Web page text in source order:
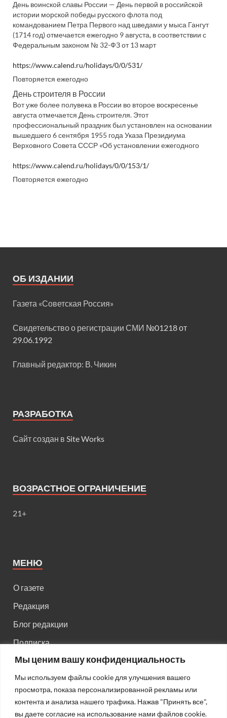
Мы ценим вашу конфиденциальность
Мы используем файлы cookie для улучшения вашего
просмотра, показа персонализированной рекламы или
контента и анализа нашего трафика. Нажав "Принять все",
вы даете согласие на использование нами файлов cookie.
День воинской славы России — День первой в российской
истории морской победы русского флота под
командованием Петра Первого над шведами у мыса Гангут
(1714 год) отмечается ежегодно 9 августа, в соответствии с
Федеральным законом № 32-ФЗ от 13 март
https://www.calend.ru/holidays/0/0/531/
Повторяется ежегодно
День строителя в России
Вот уже более полувека в России во второе воскресенье
августа отмечается День строителя. Этот
профессиональный праздник был установлен на основании
вышедшего 6 сентября 1955 года Указа Президиума
Верховного Совета СССР «Об установлении ежегодного
https://www.calend.ru/holidays/0/0/153/1/
Повторяется ежегодно
ОБ ИЗДАНИИ
Газета «Советская Россия»
Свидетельство о регистрации СМИ №01218 от
29.06.1992
Главный редактор: В. Чикин
РАЗРАБОТКА
Сайт создан в Site Works
ВОЗРАСТНОЕ ОГРАНИЧЕНИЕ
21+
МЕНЮ
О газете
Редакция
Блог редакции
Подписка
Правила поведения на сайте
Реклама
Старый HTML сайт